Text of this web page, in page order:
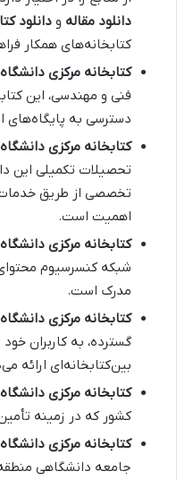
دانلود مقاله و دانلود
کتابخانه‌های همکار
کتابخانه مرکزی
فنی و مهندسی، این
دسترسی به
کتابخانه مرکزی
تحصیلات تکمیلی این
تخصصی از طریق خدمات
اهمیت است.
کتابخانه مرکزی
شبکه کنسرسیوم
مدرک است.
کتابخانه مرکزی
گسترده، به کاربران
بین‌کتابخانه‌ای ارائه
کتابخانه مرکزی
کشور که در زمینه
کتابخانه مرکزی
جامعه دانشگاهی